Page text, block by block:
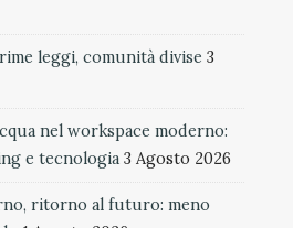
leggi, comunità divise 3
nel workspace moderno:
e tecnologia 3 Agosto 2026
ritorno al futuro: meno